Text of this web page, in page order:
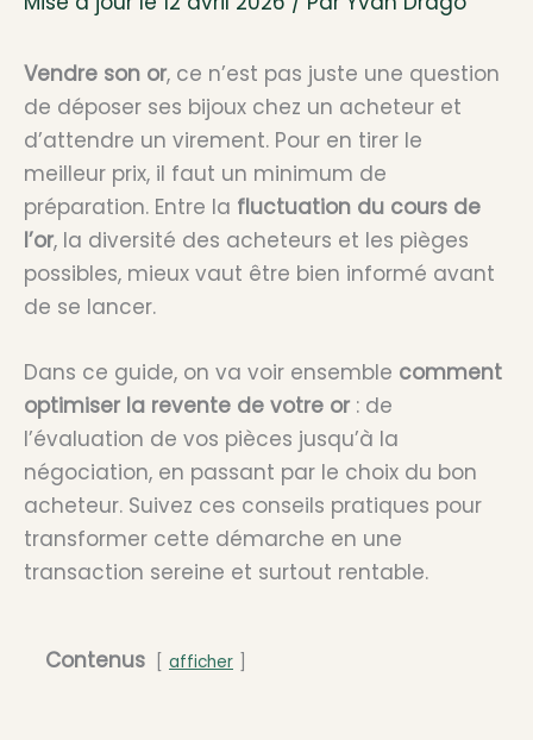
Vendre son or, ce n’est pas juste une question
de déposer ses bijoux chez un acheteur et
d’attendre un virement. Pour en tirer le
meilleur prix, il faut un minimum de
préparation. Entre la fluctuation du cours de
l’or, la diversité des acheteurs et les pièges
possibles, mieux vaut être bien informé avant
de se lancer.
Dans ce guide, on va voir ensemble comment
optimiser la revente de votre or : de
l’évaluation de vos pièces jusqu’à la
négociation, en passant par le choix du bon
acheteur. Suivez ces conseils pratiques pour
transformer cette démarche en une
transaction sereine et surtout rentable.
Contenus afficher